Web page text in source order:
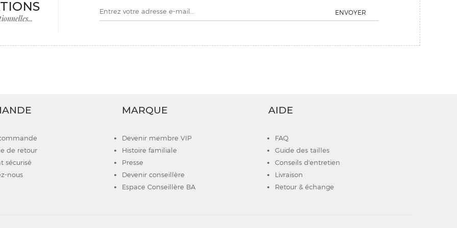
ENVOYER
de retour
sécurisé
nous
MARQUE
Devenir membre VIP
Histoire familiale
Presse
Devenir conseillère
Espace Conseillère BA
AIDE
FAQ
Guide des tailles
Conseils d'entretien
Livraison
Retour & échange